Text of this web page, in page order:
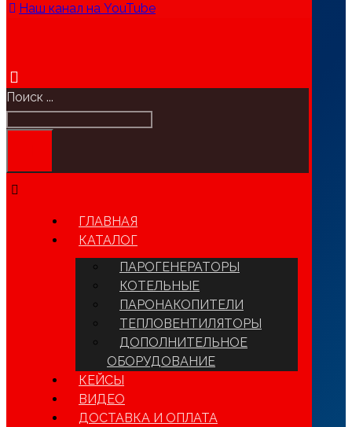
Наш канал на YouTube
Поиск ...
ГЛАВНАЯ
КАТАЛОГ
ПАРОГЕНЕРАТОРЫ
КОТЕЛЬНЫЕ
ПАРОНАКОПИТЕЛИ
ТЕПЛОВЕНТИЛЯТОРЫ
ДОПОЛНИТЕЛЬНОЕ
ОБОРУДОВАНИЕ
КЕЙСЫ
ВИДЕО
ДОСТАВКА И ОПЛАТА